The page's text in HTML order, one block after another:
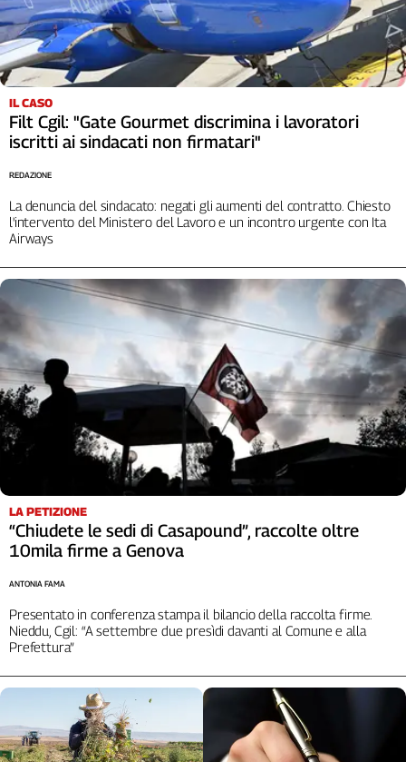
Girasoli
Il
Sassolino
Linea
Economica
Tech
It
Easy
Idea
Diffusa
Le
tv
Work
in
Progress
L'Italia
Abruzzo-
Molise
Basilicata
Calabria
Emilia-
Friuli
Venezia
IL CASO
Filt Cgil: "Gate Gourmet discrimina i lavoratori
iscritti ai sindacati non firmatari"
La denuncia del sindacato: negati gli aumenti del contratto. Chiesto
l'intervento del Ministero del Lavoro e un incontro urgente con Ita
Airways
REDAZIONE
LA PETIZIONE
“Chiudete le sedi di Casapound”, raccolte oltre
10mila firme a Genova
Presentato in conferenza stampa il bilancio della raccolta firme.
Nieddu, Cgil: “A settembre due presìdi davanti al Comune e alla
Prefettura”
ANTONIA FAMA